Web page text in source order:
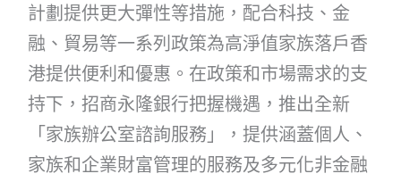
計劃提供更大彈性等措施，配合科技、金
融、貿易等一系列政策為高淨值家族落戶香
港提供便利和優惠。在政策和市場需求的支
持下，招商永隆銀行把握機遇，推出全新
「家族辦公室諮詢服務」，提供涵蓋個人、
家族和企業財富管理的服務及多元化非金融